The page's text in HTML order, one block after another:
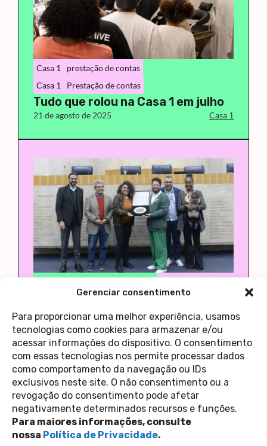
Gerenciar consentimento
Para proporcionar uma melhor experiência, usamos
tecnologias como cookies para armazenar e/ou
acessar informações do dispositivo. O consentimento
com essas tecnologias nos permite processar dados
como comportamento da navegação ou IDs
exclusivos neste site. O não consentimento ou a
revogação do consentimento pode afetar
negativamente determinados recursos e funções.
Para maiores informações, consulte
nossa Política de Privacidade.
Casa 1
prestação de contas
Casa 1
Prestação de contas
Tudo que rolou na Casa 1 em julho
21 de agosto de 2025 Casa 1
Casa 1 vence Prêmio Betinho de
Democracia e Cidadania
14 de agosto de 2025 Casa 1
1 2 3 4 >
Contato
Política de Privacidade
Perguntas Frequentes
copyright 2026